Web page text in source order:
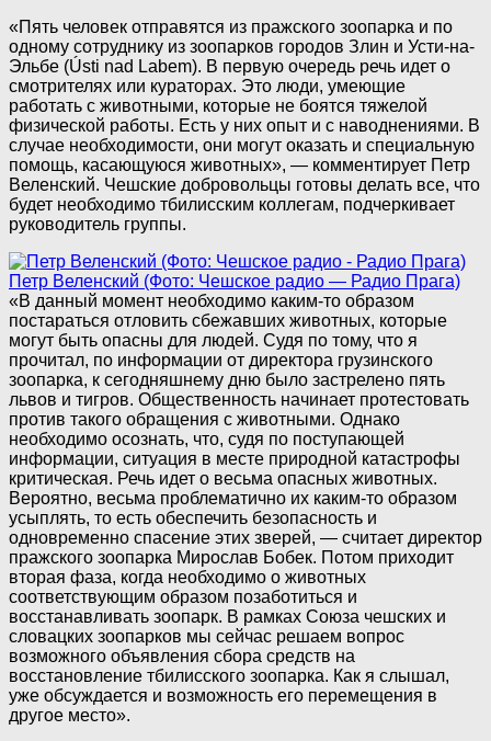
«Пять человек отправятся из пражского зоопарка и по
одному сотруднику из зоопарков городов Злин и Усти-на-
Эльбе (Ústi nad Labem). В первую очередь речь идет о
смотрителях или кураторах. Это люди, умеющие
работать с животными, которые не боятся тяжелой
физической работы. Есть у них опыт и с наводнениями. В
случае необходимости, они могут оказать и специальную
помощь, касающуюся животных», — комментирует Петр
Веленский. Чешские добровольцы готовы делать все, что
будет необходимо тбилисским коллегам, подчеркивает
руководитель группы.
Петр Веленский (Фото: Чешское радио — Радио Прага)
«В данный момент необходимо каким-то образом
постараться отловить сбежавших животных, которые
могут быть опасны для людей. Судя по тому, что я
прочитал, по информации от директора грузинского
зоопарка, к сегодняшнему дню было застрелено пять
львов и тигров. Общественность начинает протестовать
против такого обращения с животными. Однако
необходимо осознать, что, судя по поступающей
информации, ситуация в месте природной катастрофы
критическая. Речь идет о весьма опасных животных.
Вероятно, весьма проблематично их каким-то образом
усыплять, то есть обеспечить безопасность и
одновременно спасение этих зверей, — считает директор
пражского зоопарка Мирослав Бобек. Потом приходит
вторая фаза, когда необходимо о животных
соответствующим образом позаботиться и
восстанавливать зоопарк. В рамках Союза чешских и
словацких зоопарков мы сейчас решаем вопрос
возможного объявления сбора средств на
восстановление тбилисского зоопарка. Как я слышал,
уже обсуждается и возможность его перемещения в
другое место».